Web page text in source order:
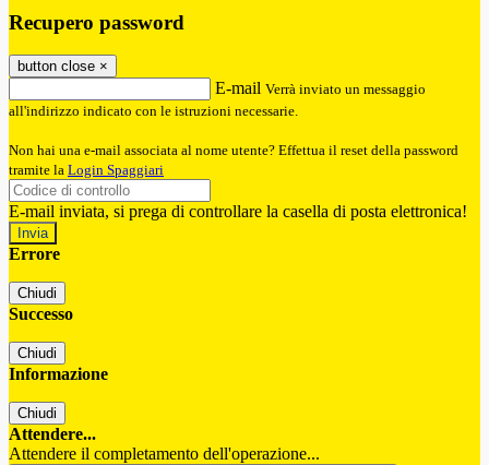
Recupero password
button close ×
E-mail Verrà inviato un messaggio
all'indirizzo indicato con le istruzioni necessarie.
Non hai una e-mail associata al nome utente? Effettua il reset della password
tramite la Login Spaggiari
E-mail inviata, si prega di controllare la casella di posta elettronica!
Errore
Chiudi
Successo
Chiudi
Informazione
Chiudi
Attendere...
Attendere il completamento dell'operazione...